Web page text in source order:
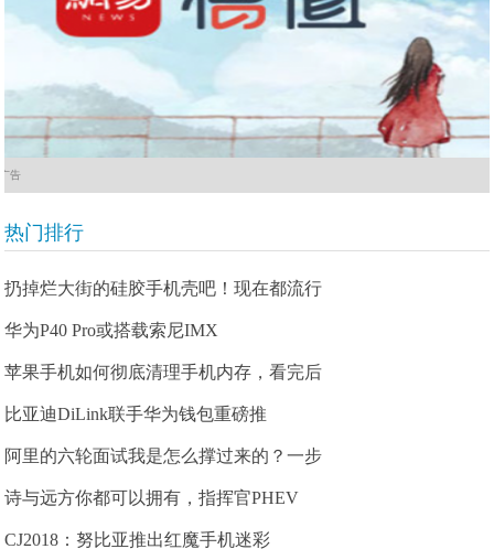
广告
热门排行
扔掉烂大街的硅胶手机壳吧！现在都流行
华为P40 Pro或搭载索尼IMX
苹果手机如何彻底清理手机内存，看完后
比亚迪DiLink联手华为钱包重磅推
阿里的六轮面试我是怎么撑过来的？一步
诗与远方你都可以拥有，指挥官PHEV
CJ2018：努比亚推出红魔手机迷彩